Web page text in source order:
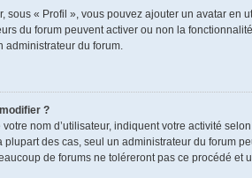
sous « Profil », vous pouvez ajouter un avatar
du forum peuvent activer ou non la
administrateur du forum.
?
nom d’utilisateur, indiquent votre activité
des cas, seul un administrateur du forum
de forums ne toléreront pas ce procédé